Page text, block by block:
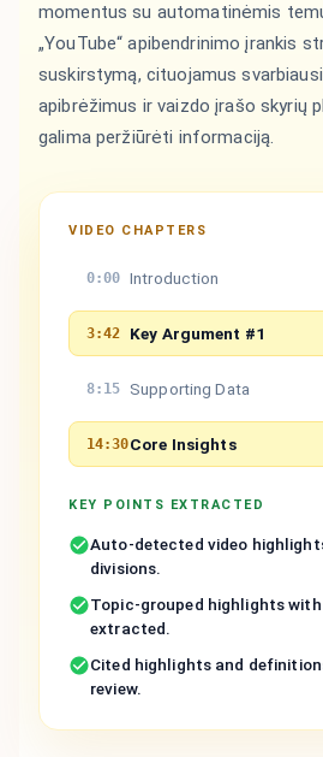
VIDEO CHAPTERS
0:00 Introduction
3:42 Key Argument #1
8:15 Supporting Data
14:30Core Insights
KEY POINTS EXTRACTED
Auto-detected video
divisions.
Topic-grouped highlights
extracted.
Cited highlights and
review.
momentus su automatinėmis
„YouTube“ apibendrinimo įrankis
suskirstymą, cituojamus
apibrėžimus ir vaizdo įrašo skyrių
galima peržiūrėti informaciją.